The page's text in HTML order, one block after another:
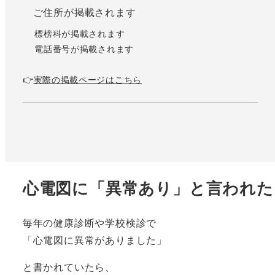
標榜科が掲載されます
電話番号が掲載されます
👉実際の掲載ページはこちら
ご住所が掲載されます
心電図に「異常あり」と言われ
毎年の健康診断や学校検診で
「心電図に異常がありました」
と書かれていたら、